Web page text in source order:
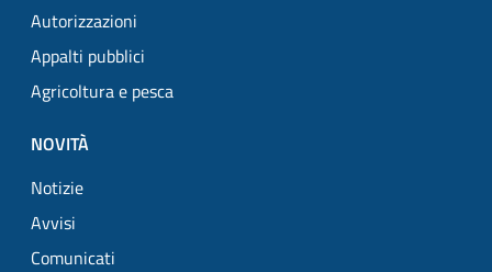
Autorizzazioni
Appalti pubblici
Agricoltura e pesca
NOVITÀ
Notizie
Avvisi
Comunicati